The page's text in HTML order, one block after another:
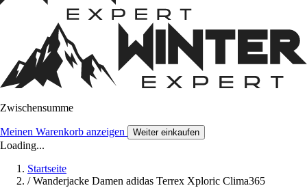
Zwischensumme
Meinen Warenkorb anzeigen Weiter einkaufen
Loading...
Startseite
/ Wanderjacke Damen adidas Terrex Xploric Clima365